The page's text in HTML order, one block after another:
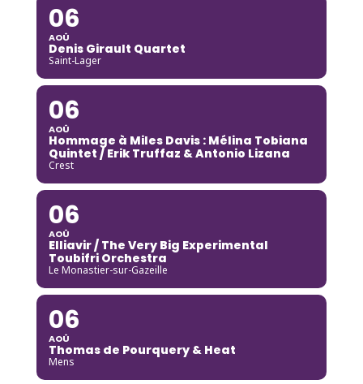
06
AOÛ
Denis Girault Quartet
Saint-Lager
06
AOÛ
Hommage à Miles Davis : Mélina Tobiana
Quintet / Erik Truffaz & Antonio Lizana
Crest
06
AOÛ
Elliavir / The Very Big Experimental
Toubifri Orchestra
Le Monastier-sur-Gazeille
06
AOÛ
Thomas de Pourquery & Heat
Mens